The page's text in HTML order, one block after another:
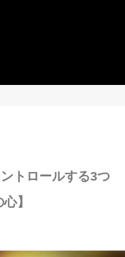
トロールする3つ
】